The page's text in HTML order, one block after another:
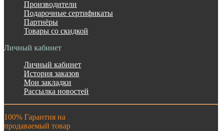
Производители
Подарочные сертификаты
Партнёры
Товары со скидкой
Личный кабинет
Личный кабинет
История заказов
Мои закладки
Рассылка новостей
100% Гарантия на
продаваемый товар